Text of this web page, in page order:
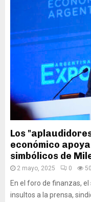
Los
económico
simbólicos de
2 mayo, 2025 0
En el foro de finanzas,
insultos a la prensa,